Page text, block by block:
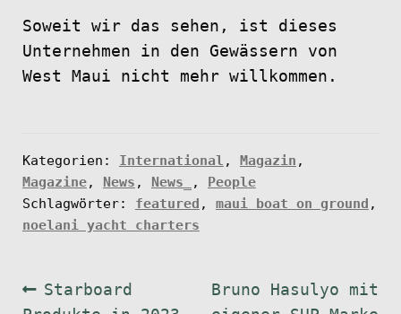
Soweit wir das sehen, ist dieses
Unternehmen in den Gewässern von
West Maui nicht mehr willkommen.
Kategorien: International , Magazin ,
Magazine, News , News_ , People
Schlagwörter: featured , maui boat on ground ,
noelani yacht charters
Beitragsnavigation
Vorheriger
Starboard
Nächster
Bruno Hasulyo mit